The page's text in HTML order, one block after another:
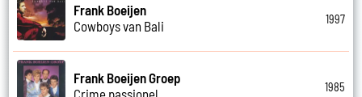
Frank Boeijen
Cowboys van Bali
1997
Frank Boeijen Groep
Crime passionel
1985